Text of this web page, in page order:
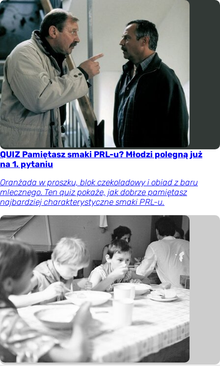
QUIZ Pamiętasz smaki PRL-u? Młodzi polegną już
na 1. pytaniu
Oranżada w proszku, blok czekoladowy i obiad z baru
mlecznego. Ten quiz pokaże, jak dobrze pamiętasz
najbardziej charakterystyczne smaki PRL-u.